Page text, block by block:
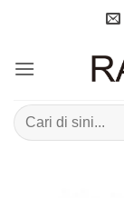
Search
for: